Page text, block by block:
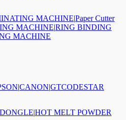
MACHINE|Paper Cutter
MACHINE|RING BINDING
MACHINE
|CANON|GTCODESTAR
|HOT MELT POWDER